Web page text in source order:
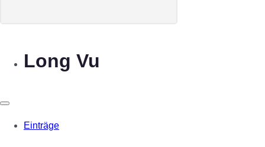
Long Vu
Einträge